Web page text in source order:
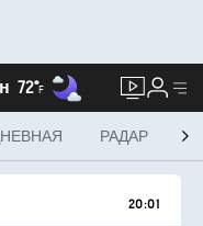
72°F
РАДАР
20:01